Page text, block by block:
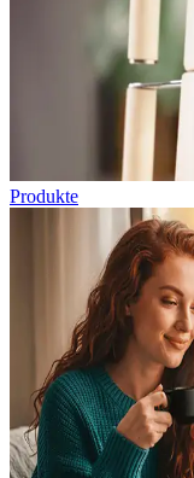
Produkte